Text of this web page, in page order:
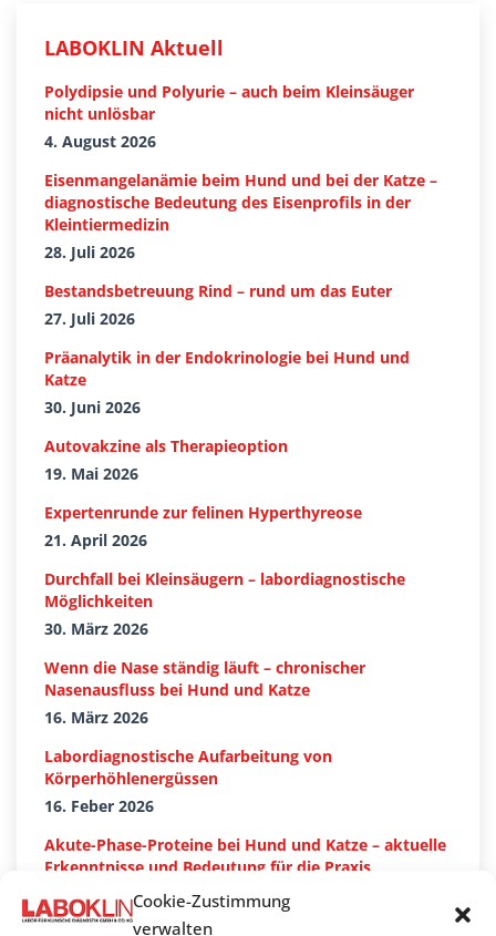
Cookie-Zustimmung
verwalten
LABOKLIN Aktuell
Polydipsie und Polyurie – auch beim Kleinsäuger
nicht unlösbar
4. August 2026
Eisenmangelanämie beim Hund und bei der Katze –
diagnostische Bedeutung des Eisenprofils in der
Kleintiermedizin
28. Juli 2026
Bestandsbetreuung Rind – rund um das Euter
27. Juli 2026
Präanalytik in der Endokrinologie bei Hund und
Katze
30. Juni 2026
Autovakzine als Therapieoption
19. Mai 2026
Expertenrunde zur felinen Hyperthyreose
21. April 2026
Durchfall bei Kleinsäugern – labordiagnostische
Möglichkeiten
30. März 2026
Wenn die Nase ständig läuft – chronischer
Nasenausfluss bei Hund und Katze
16. März 2026
Labordiagnostische Aufarbeitung von
Körperhöhlenergüssen
16. Feber 2026
Akute-Phase-Proteine bei Hund und Katze – aktuelle
Erkenntnisse und Bedeutung für die Praxis
27. Jänner 2026